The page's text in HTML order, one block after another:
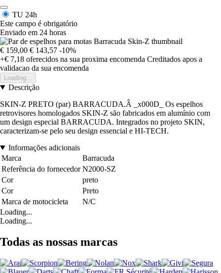
TU 24h
Este campo é obrigatório
Enviado em 24 horas
€ 159,00 € 143,57 -10%
+€ 7,18 oferecidos na sua proxima encomenda Creditados apos a
validacao da sua encomenda
Loading...
Descrição
SKIN-Z PRETO (par) BARRACUDA.Â _x000D_ Os espelhos
retrovisores homologados SKIN-Z são fabricados em alumínio com
um design especial BARRACUDA. Integrados no projeto SKIN,
caracterizam-se pelo seu design essencial e HI-TECH.
Informações adicionais
Marca
Barracuda
Referência do fornecedor N2000-SZ
Cor
preto
Cor
Preto
Marca de motocicleta
N/C
Loading...
Loading...
Todas as nossas marcas